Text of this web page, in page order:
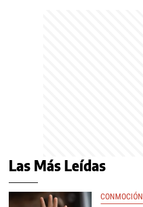
Las Más Leídas
CONMOCIÓN